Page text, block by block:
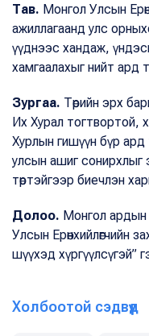
Тав. Монгол Улсын
ажиллагаанд улс
үүднээс хандаж,
хамгаалахыг нийт ард
Зургаа. Төрийн эрх
Их Хурал тогтвортой,
Хурлын гишүүн бүр
улсын ашиг сонирхлыг
төртэйгээр биечлэн
Долоо. Монгол ардын
Улсын Ерөнхийлөгчийн
шүүхэд хүргүүлсүгэй”
Холбоотой сэдвүүд